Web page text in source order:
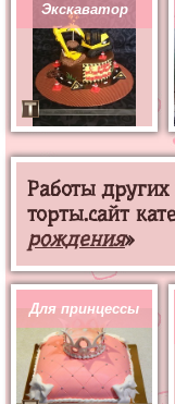
Экскаватор
Работы других
торты.сайт
рождения»
Для принцессы